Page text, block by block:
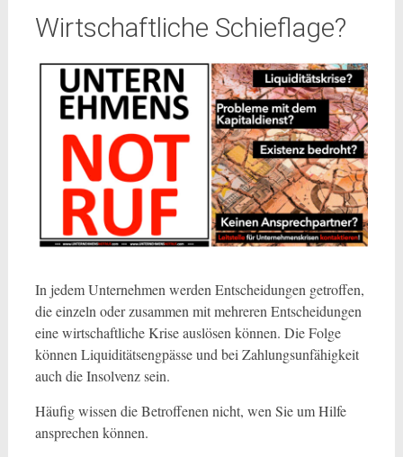
Wirtschaftliche Schieflage?
In jedem Unternehmen werden Entscheidungen getroffen,
die einzeln oder zusammen mit mehreren Entscheidungen
eine wirtschaftliche Krise auslösen können. Die Folge
können Liquiditätsengpässe und bei Zahlungsunfähigkeit
auch die Insolvenz sein.
Häufig wissen die Betroffenen nicht, wen Sie um Hilfe
ansprechen können.